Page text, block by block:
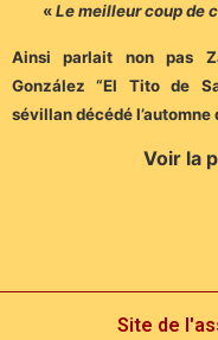
«Le meilleur coup de
Ainsi parlait non pas
González “El Tito de
sévillan décédé l’automne
Voir la
Site de